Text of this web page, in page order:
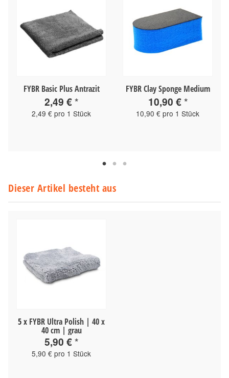
FYBR Basic Plus Antrazit
2,49 €*
2,49 € pro 1 Stück
FYBR Clay Sponge Medium
10,90 €*
10,90 € pro 1 Stück
Dieser Artikel besteht aus
5x FYBR Ultra Polish | 40 x
40 cm | grau
5,90 €*
5,90 € pro 1 Stück